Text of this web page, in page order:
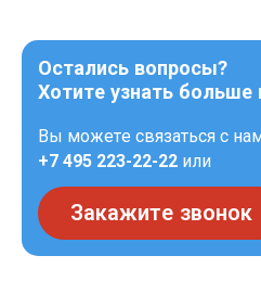
Остались вопросы?
Хотите узнать больше
Вы можете связаться с
+7 495 223-22-22 или
Закажите звонок